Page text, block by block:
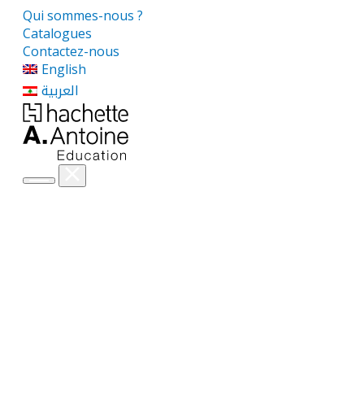
Qui sommes-nous ?
Catalogues
Contactez-nous
English
العربية